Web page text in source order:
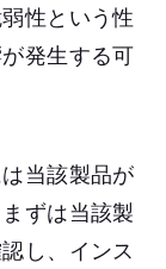
性という性
発生する可
当該製品が
ずは当該製
し、インス